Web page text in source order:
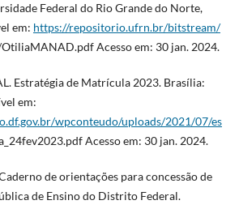
Federal do Rio Grande do Norte,
em: https://repositorio.ufrn.br/bitstream/
Acesso em: 30 jan. 2024.
Estratégia de Matrícula 2023. Brasília:
em:
wpconteudo/uploads/2021/07/es
Acesso em: 30 jan. 2024.
de orientações para concessão de
de Ensino do Distrito Federal.